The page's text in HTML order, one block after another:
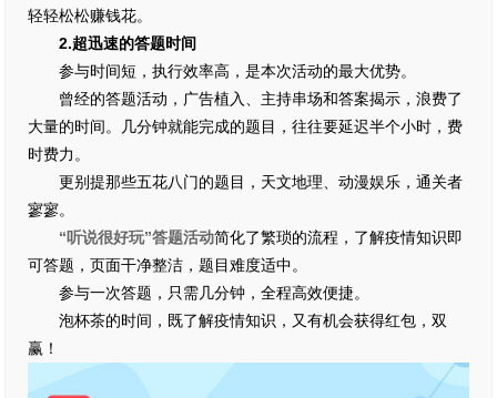
轻轻松松赚钱花。
2.超迅速的答题时间
参与时间短，执行效率高，是本次活动的最大优势。
曾经的答题活动，广告植入、主持串场和答案揭示，浪费了
大量的时间。几分钟就能完成的题目，往往要延迟半个小时，费
时费力。
更别提那些五花八门的题目，天文地理、动漫娱乐，通关者
寥寥。
“听说很好玩”答题活动简化了繁琐的流程，了解疫情知识即
可答题，页面干净整洁，题目难度适中。
参与一次答题，只需几分钟，全程高效便捷。
泡杯茶的时间，既了解疫情知识，又有机会获得红包，双
赢！